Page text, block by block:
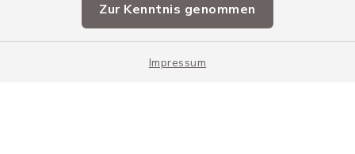
Zur Kenntnis genommen
Impressum
Sitemap